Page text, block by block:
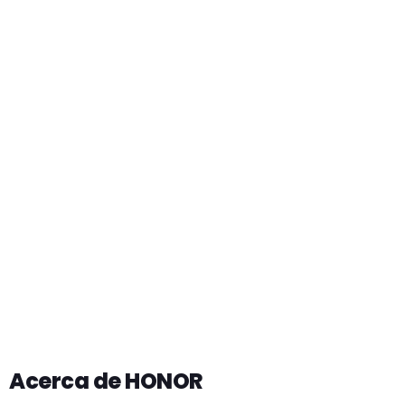
Acerca de HONOR